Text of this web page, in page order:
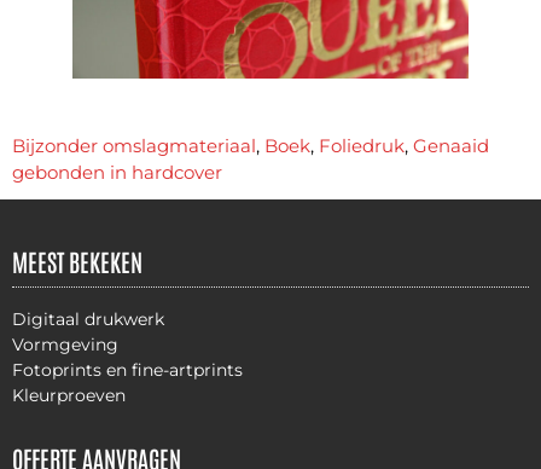
Bijzonder omslagmateriaal, Boek, Foliedruk, Genaaid
gebonden in hardcover
MEEST BEKEKEN
Digitaal drukwerk
Vormgeving
Fotoprints en fine-artprints
Kleurproeven
OFFERTE AANVRAGEN